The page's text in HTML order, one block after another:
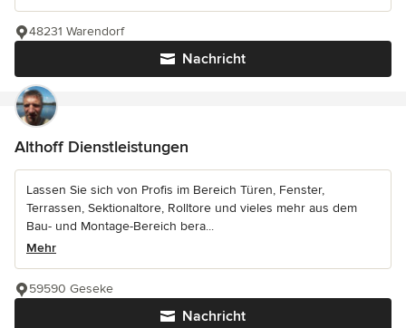
Nachricht
48231 Warendorf
Althoff Dienstleistungen
Lassen Sie sich von Profis im Bereich Türen, Fenster,
Terrassen, Sektionaltore, Rolltore und vieles mehr aus dem
Bau- und Montage-Bereich bera...
Mehr
Nachricht
59590 Geseke